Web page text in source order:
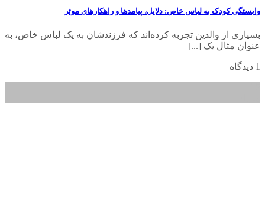
وابستگی کودک به لباس خاص: دلایل، پیامدها و راهکارهای موثر
بسیاری از والدین تجربه کرده‌اند که فرزندشان به یک لباس خاص، به
عنوان مثال یک [...]
1 دیدگاه